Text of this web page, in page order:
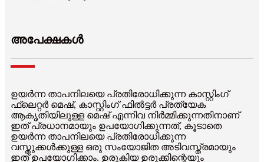
അപേക്ഷകൾ
ഉയർന്ന താപനിലയെ പ്രതിരോധിക്കുന്ന കാസ്റ്റിംഗ്
ഫ്ലെറ്റർ മെഷ്, കാസ്റ്റിംഗ് ഫിൽട്ടർ പ്രത്യേക
ആകൃതിയിലുള്ള മെഷ് എന്നിവ നിർമ്മിക്കുന്നതിനാണ്
ഇത് പ്രധാനമായും ഉപയോഗിക്കുന്നത്, കൂടാതെ
ഉയർന്ന താപനിലയെ പ്രതിരോധിക്കുന്ന
വസ്തുക്കൾക്കുള്ള ഒരു സംയോജിത അടിവസ്ത്രമായും
ഇത് ഉപയോഗിക്കാം. ഉരുകിയ ഉരുക്കിന്റെയും